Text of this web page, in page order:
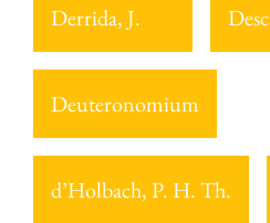
Derrida, J.
Deuteronomium
d’Holbach, P. H. Th.